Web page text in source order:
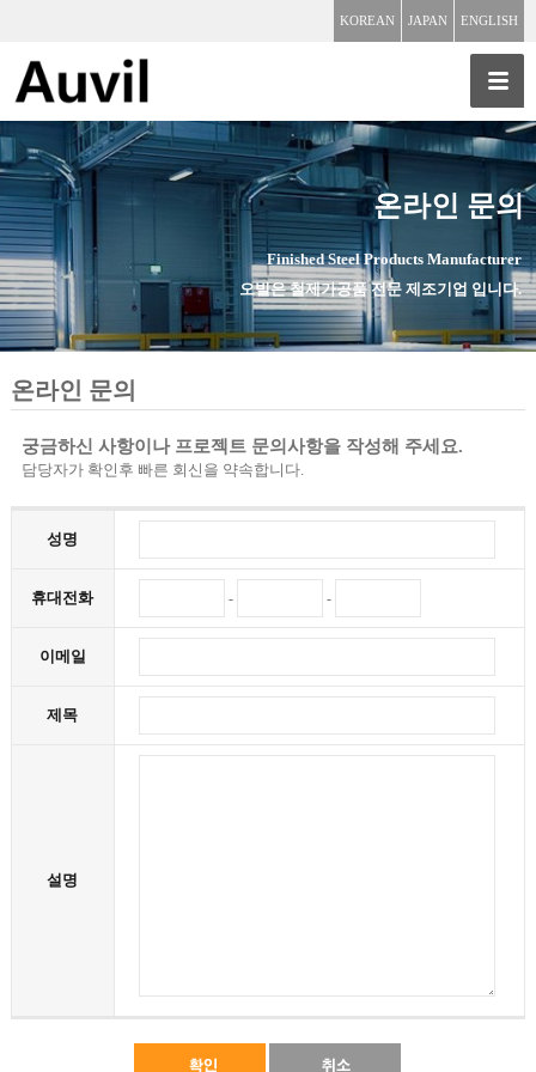
KOREAN JAPAN ENGLISH
온라인 문의
Finished Steel Products Manufacturer
오빌은 철제가공품 전문 제조기업 입니다.
온라인 문의
궁금하신 사항이나 프로젝트 문의사항을 작성해 주세요.
담당자가 확인후 빠른 회신을 약속합니다.
성명
휴대전화 - -
이메일
제목
설명